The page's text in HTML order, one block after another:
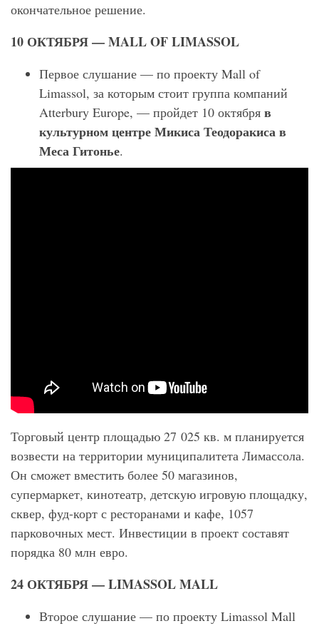
окончательное решение.
10 ОКТЯБРЯ —MALLOFLIMASSOL
Первое слушание — по проекту Mall of
Limassol, за которым стоит группа компаний
Atterbury Europe, — пройдет 10 октября в
культурном центре Микиса Теодоракиса в
Меса Гитонье.
Торговый центр площадью 27 025 кв. м планируется
возвести на территории муниципалитета Лимассола.
Он сможет вместить более 50 магазинов,
супермаркет, кинотеатр, детскую игровую площадку,
сквер, фуд-корт с ресторанами и кафе, 1057
парковочных мест. Инвестиции в проект составят
порядка 80 млн евро.
24 ОКТЯБРЯ — LIMASSOL MALL
Второе слушание — по проекту Limassol Mall